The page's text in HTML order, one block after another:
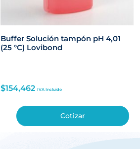
Buffer Solución tampón pH 4,01
(25 °C) Lovibond
$154,462 IVA Incluido
Cotizar